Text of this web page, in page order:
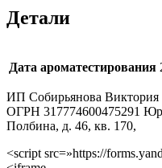
Детали
Дата ароматестирования
ИП Собирьянова
ОГРН 317774600475291
Полбина, д. 46, кв. 170,
<script src=»https://